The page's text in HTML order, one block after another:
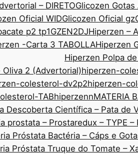
– DIRETOGlicozen
Oficial WIDGlicozen Oficial gz
p2 tp1GZEN2DJHiperzen –
-Carta 3 TABOLLAHiperzen
Hiperzen Polpa
2 (Advertorial)hiperzen-
colesterol-dv2p2hiperzen-
TABhiperzennMATERIA
Descoberta Científica – Pata de
prostata – Prostaredux – TYPE –
Próstata Bactéria – Cáps e
Próstata Truque do Tomate –